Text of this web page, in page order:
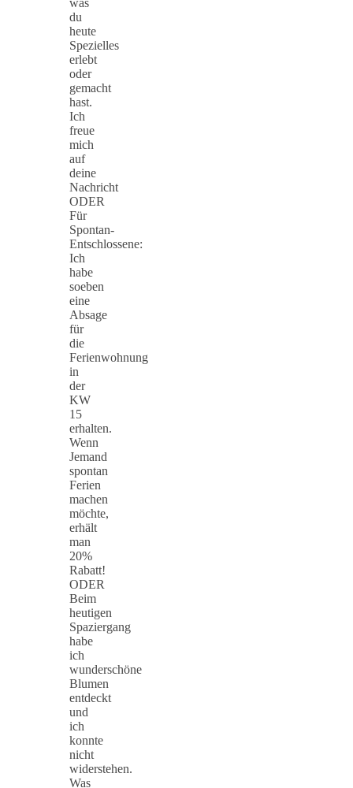
was
du
heute
Spezielles
erlebt
oder
gemacht
hast.
Ich
freue
mich
auf
deine
Nachricht
ODER
Für
Spontan-
Entschlossene:
Ich
habe
soeben
eine
Absage
für
die
Ferienwohnung
in
der
KW
15
erhalten.
Wenn
Jemand
spontan
Ferien
machen
möchte,
erhält
man
20%
Rabatt!
ODER
Beim
heutigen
Spaziergang
habe
ich
wunderschöne
Blumen
entdeckt
und
ich
konnte
nicht
widerstehen.
Was